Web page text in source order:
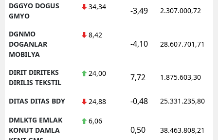
DGGYO DOGUS
GMYO
34,34 -3,49 2.307.000,72
DGNMO
DOGANLAR
MOBILYA
8,42
-4,10 28.607.701,71
DIRIT DIRITEKS
DIRILIS TEKSTIL
24,00 7,72 1.875.603,30
DITAS DITAS BDY 24,88 -0,48 25.331.235,80
DMLKTG EMLAK
KONUT DAMLA
6,06
0,50 38.463.808,21